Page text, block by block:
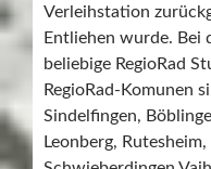
Verleihstation
Entliehen wurde. Bei
beliebige RegioRad
RegioRad-Komunen
Sindelfingen,
Leonberg,